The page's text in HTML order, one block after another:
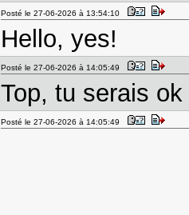
Posté le 27-06-2026 à 13:54:10
Hello, yes!
Posté le 27-06-2026 à 14:05:49
Top, tu serais
Posté le 27-06-2026 à 14:05:49